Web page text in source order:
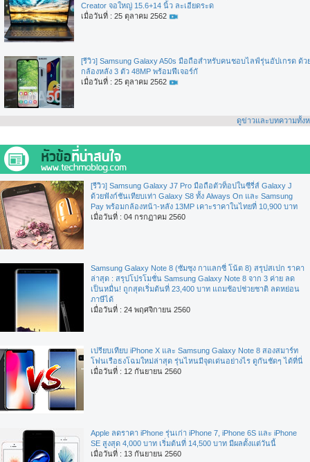
Creator จอใหญ่ 15.6+14 นิ้ว ละเอียดระด
เมื่อวันที่ : 25 ตุลาคม 2562
[รีวิว] Samsung Galaxy A50s มือถือสำหรับคนชอบไลฟ์รุ่นอัปเกรด ด้ว
กล้องหลัง 3 ตัว 48MP พร้อมฟีเจอร์กั
เมื่อวันที่ : 25 ตุลาคม 2562
ดูข่าวและบทความทั้ง
[รีวิว] Samsung Galaxy J7 Pro มือถือตัวท็อปในซีรี่ส์ Galaxy J
ด้วยฟังก์ชันเทียบเท่า Galaxy S8 ทั้ง Always On และ Samsung
Pay พร้อมกล้องหน้า-หลัง 13MP เคาะราคาในไทยที่ 10,900 บาท
เมื่อวันที่ : 04 กรกฏาคม 2560
Samsung Galaxy Note 8 (ซัมซุง กาแลกซี่ โน้ต 8) สรุปสเปก ราคา
ล่าสุด : สรุปโปรโมชั่น Samsung Galaxy Note 8 จาก 3 ค่าย ลด
เป็นหมื่น! ถูกสุดเริ่มต้นที่ 23,400 บาท แถมช้อปช่วยชาติ ลดหย่อน
ภาษีได้
เมื่อวันที่ : 24 พฤศจิกายน 2560
เปรียบเทียบ iPhone X และ Samsung Galaxy Note 8 สองสมาร์ท
โฟนเรือธงโฉมใหม่ล่าสุด รุ่นไหนมีจุดเด่นอย่างไร ดูกันชัดๆ ได้ที่นี่
เมื่อวันที่ : 12 กันยายน 2560
Apple ลดราคา iPhone รุ่นเก่า iPhone 7, iPhone 6S และ iPhone
SE สูงสุด 4,000 บาท เริ่มต้นที่ 14,500 บาท มีผลตั้งแต่วันนี้
เมื่อวันที่ : 13 กันยายน 2560